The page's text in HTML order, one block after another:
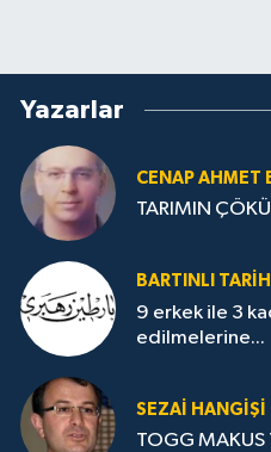
Yazarlar
CENAP AHMET
TARIMIN
BARTINLI
9 erkek ile 3
edilmelerine...
SEZAI HANGİŞİ
TOGG MAKUS